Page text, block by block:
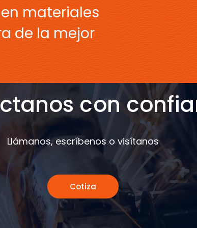
materiales
de la mejor
con
Llámanos, escríbenos o visítanos
Cotiza